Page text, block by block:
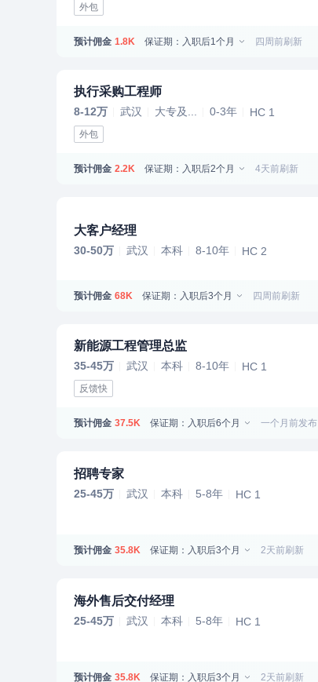
外包
预计佣金 1.8K 保证期：入职后1个月 四周前刷新
执行采购工程师
8-12万 武汉 大专及... 0-3年 HC 1
外包
预计佣金 2.2K 保证期：入职后2个月 4天前刷新
大客户经理
30-50万 武汉 本科 8-10年 HC 2
预计佣金 68K 保证期：入职后3个月 四周前刷新
新能源工程管理总监
35-45万 武汉 本科 8-10年 HC 1
反馈快
预计佣金 37.5K 保证期：入职后6个月 一个月前发布
招聘专家
25-45万 武汉 本科 5-8年 HC 1
预计佣金 35.8K 保证期：入职后3个月 2天前刷新
海外售后交付经理
25-45万 武汉 本科 5-8年 HC 1
预计佣金 35.8K 保证期：入职后3个月 2天前刷新